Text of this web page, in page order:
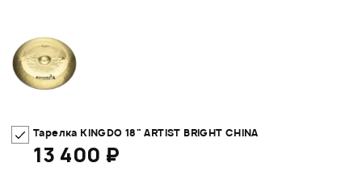
Тарелка KINGDO 18" ARTIST BRIGHT CHINA
13 400 ₽